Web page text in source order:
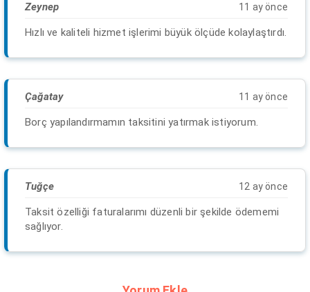
Zeynep 11 ay önce
Hızlı ve kaliteli hizmet işlerimi büyük ölçüde kolaylaştırdı.
Çağatay 11 ay önce
Borç yapılandırmamın taksitini yatırmak istiyorum.
Tuğçe 12 ay önce
Taksit özelliği faturalarımı düzenli bir şekilde ödememi
sağlıyor.